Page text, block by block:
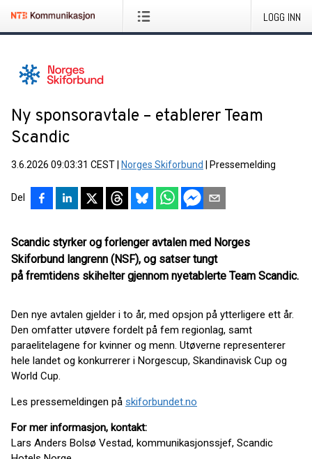
LOGG INN
Ny sponsoravtale – etablerer Team
Scandic
3.6.2026 09:03:31 CEST Norges Skiforbund Pressemelding
Del
Scandic styrker og forlenger avtalen med Norges
Skiforbund langrenn (NSF), og satser tungt
på fremtidens skihelter gjennom nyetablerte Team Scandic.
Den nye avtalen gjelder i to år, med opsjon på ytterligere ett år.
Den omfatter utøvere fordelt på fem regionlag, samt
paraelitelagene for kvinner og menn. Utøverne representerer
hele landet og konkurrerer i Norgescup, Skandinavisk Cup og
World Cup.
Les pressemeldingen på skiforbundet.no
For mer informasjon, kontakt:
Lars Anders Bolsø Vestad, kommunikasjonssjef, Scandic